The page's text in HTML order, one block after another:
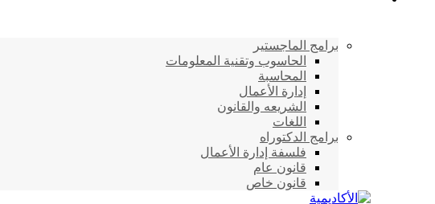
برامج الماجستير
الحاسوب وتقنية المعلومات
المحاسبة
إدارة الأعمال
الشريعه والقانون
اللغات
برامج الدكتوراه
فلسفة إدارة الأعمال
قانون عام
قانون خاص